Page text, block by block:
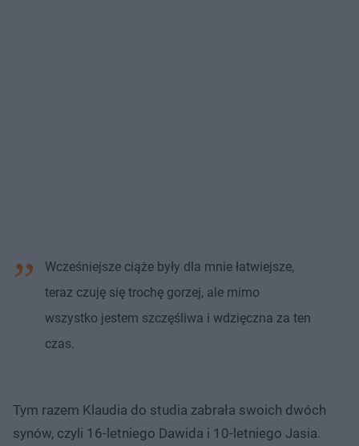
Wcześniejsze ciąże były dla mnie łatwiejsze,
teraz czuję się trochę gorzej, ale mimo
wszystko jestem szczęśliwa i wdzięczna za ten
czas.
Tym razem Klaudia do studia zabrała swoich dwóch
synów, czyli 16-letniego Dawida i 10-letniego Jasia.